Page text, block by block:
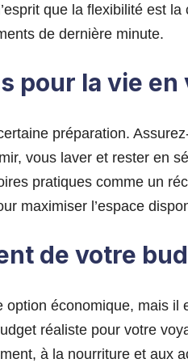
que la flexibilité est
de dernière minute.
pour la vie en
préparation.
vous laver et rester en
pratiques comme un
maximiser l’espace
de votre
option économique, mais
réaliste pour votre
à la nourriture et aux